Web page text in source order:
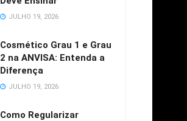
JULHO 19, 2026
Cosmético Grau 1 e Grau
2 na ANVISA: Entenda a
Diferença
JULHO 19, 2026
Como Regularizar